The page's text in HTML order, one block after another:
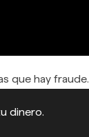
que hay fraude.
dinero.